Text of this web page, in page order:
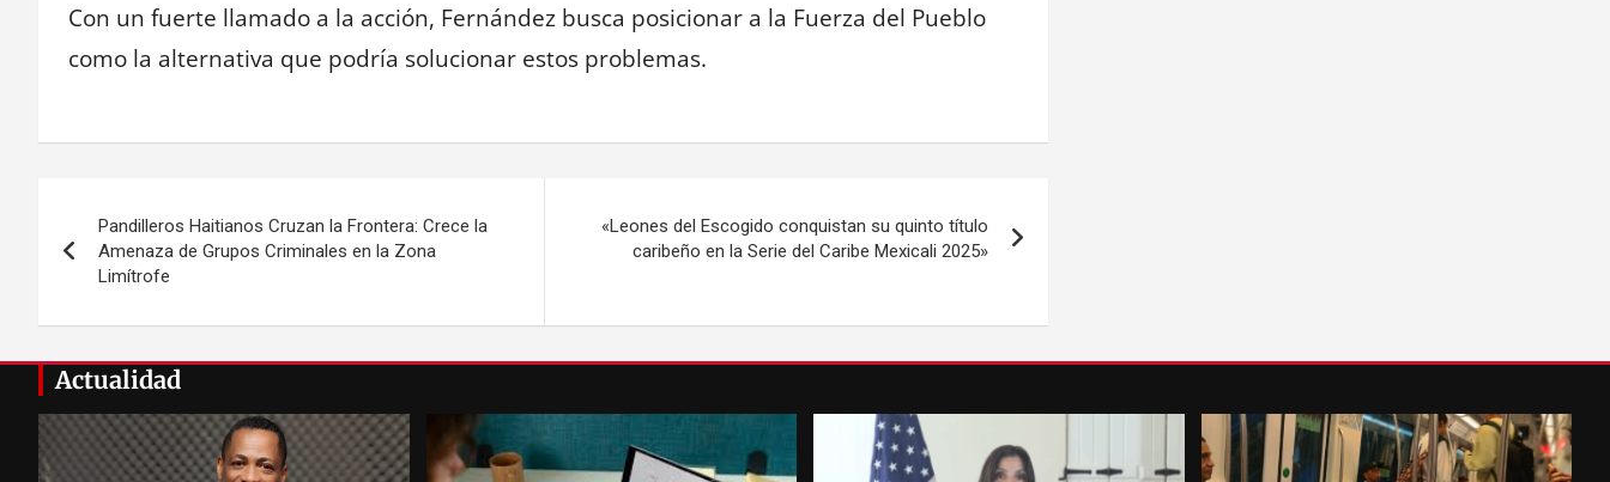
Con un fuerte llamado a la acción, Fernández busca posicionar a la Fuerza del Pueblo
como la alternativa que podría solucionar estos problemas.
de
Pandilleros Haitianos Cruzan la Frontera: Crece la
Amenaza de Grupos Criminales en la Zona
Limítrofe
«Leones del Escogido conquistan su quinto título
caribeño en la Serie del Caribe Mexicali 2025»
Actualidad